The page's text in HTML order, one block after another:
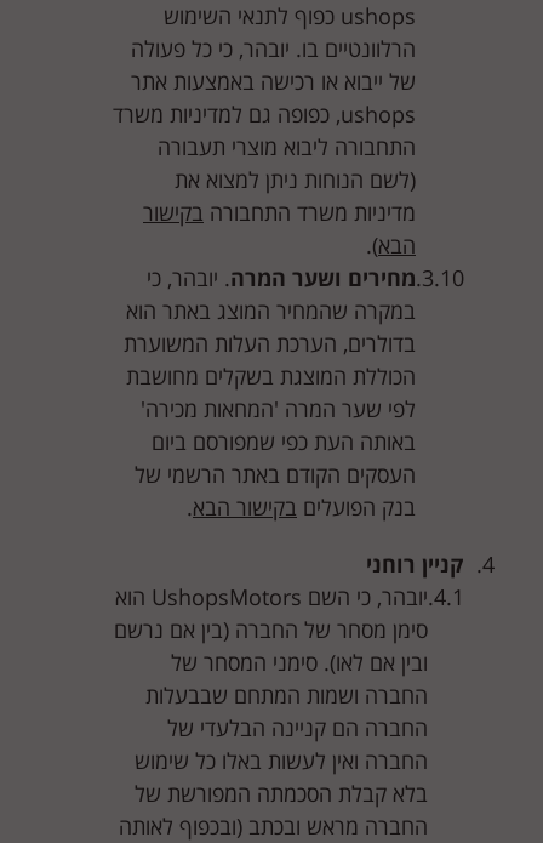
ushops כפוף לתנאי השימוש
הרלוונטיים בו. יובהר, כי כל פעולה
של ייבוא או רכישה באמצעות אתר
ushops, כפופה גם למדיניות משרד
התחבורה ליבוא מוצרי תעבורה
(לשם הנוחות ניתן למצוא את
מדיניות משרד התחבורה בקישור
הבא).
מחירים ושער המרה. יובהר, כי
במקרה שהמחיר המוצג באתר הוא
בדולרים, הערכת העלות המשוערת
הכוללת המוצגת בשקלים מחושבת
לפי שער המרה 'המחאות מכירה'
באותה העת כפי שמפורסם ביום
העסקים הקודם באתר הרשמי של
בנק הפועלים בקישור הבא.
קניין רוחני
יובהר, כי השם UshopsMotors הוא
סימן מסחר של החברה (בין אם נרשם
ובין אם לאו). סימני המסחר של
החברה ושמות המתחם שבבעלות
החברה הם קניינה הבלעדי של
החברה ואין לעשות באלו כל שימוש
בלא קבלת הסכמתה המפורשת של
החברה מראש ובכתב (ובכפוף לאותה